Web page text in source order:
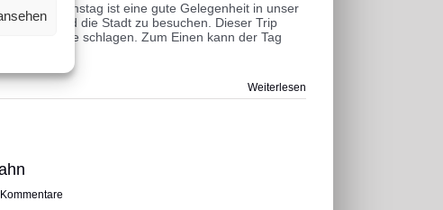
Der Samstag ist eine gute Gelegenheit in unser
Markt und die Stadt zu besuchen. Dieser Trip
einer Klappe schlagen. Zum Einen kann der Tag
"Street [...]
Weiterlesen